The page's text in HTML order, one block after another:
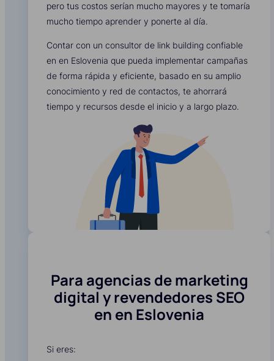
pero tus costos serían mucho mayores y te tomaría
mucho tiempo aprender y ponerte al día.
Contar con un consultor de link building confiable
en en Eslovenia que pueda implementar campañas
de forma rápida y eficiente, basado en su amplio
conocimiento y red de contactos, te ahorrará
tiempo y recursos desde el inicio y a largo plazo.
Para agencias de marketing
digital y revendedores SEO
en en Eslovenia
Si eres: